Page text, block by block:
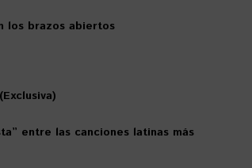
los brazos abiertos
entre las canciones latinas más